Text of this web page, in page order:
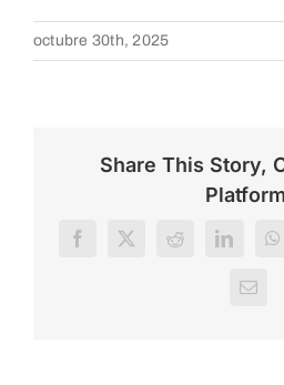
octubre 30th, 2025
Share This Story,
Facebook
X RedditLinkedIn